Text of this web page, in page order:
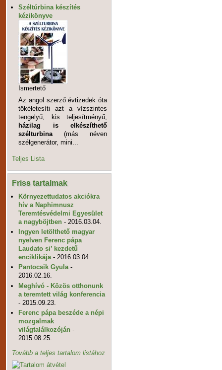
Széltúrbina készítés
kézikönyve
Ismertető
Az angol szerző évtizedek óta
tökéletesíti azt a vízszintes
tengelyű, kis teljesítményű,
házilag is elkészíthető
szélturbina (más néven
szélgenerátor, mini...
Teljes Lista
Friss tartalmak
Környezettudatos akciókra
hív a Naphimnusz
Teremtésvédelmi Egyesület
a nagyböjtben - 2016.03.04.
Ingyen letölthető magyar
nyelven Ferenc pápa
Laudato si’ kezdetű
enciklikája - 2016.03.04.
Pantocsik Gyula -
2016.02.16.
Meghívó - Közös otthonunk
a teremtett világ konferencia
- 2015.09.23.
Ferenc pápa beszéde a népi
mozgalmak
világtalálkozóján -
2015.08.25.
Tovább a teljes tartalom listához